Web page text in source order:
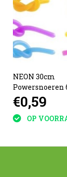
NEON 30cm
Powersnoeren
€0,59
OP